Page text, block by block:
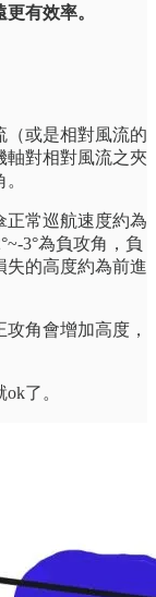
有效率。
（或是相對風流的
軸對相對風流之夾
正常巡航速度約為
3°為負攻角，負
失的高度約為前進
角會增加高度，
了。